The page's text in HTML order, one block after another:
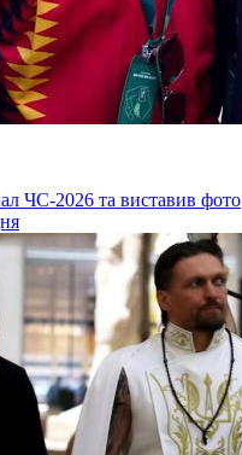
ЧС-2026 та виставив фото